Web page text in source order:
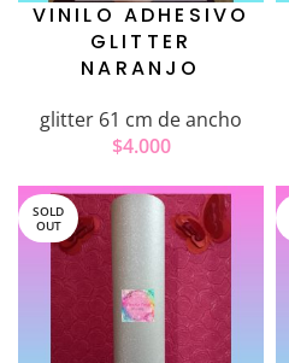
VINILO ADHESIVO
GLITTER
NARANJO
glitter 61 cm de ancho
$4.000
SOLD
OUT